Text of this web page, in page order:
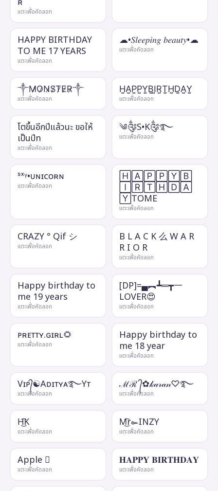
แตะเพื่อคัดลอก
HAPPY BIRTHDAY
TO ME 17 YEARS
แตะเพื่อคัดลอก
☁︎︎•𝑆𝑙𝑒𝑒𝑝𝑖𝑛𝑔 𝑏𝑒𝑎𝑢𝑡𝑦•☁︎︎
แตะเพื่อคัดลอก
༒M̷O̷N̷S̷T̷E̷R̷༒
แตะเพื่อคัดลอก
H̤̮A̤̮P̤̮P̤̮Y̤̮B̤̮I̤̮R̤̮T̤̮H̤̮D̤̮A̤̮Y̤̮
แตะเพื่อคัดลอก
โตขึ้นอีกปีแล้วนะ ขอให้
เป็นปีท
แตะเพื่อคัดลอก
༄༂S•K༂࿐
แตะเพื่อคัดลอก
ˢˣᵞ•ᴜɴɪᴄᴏʀɴ
แตะเพื่อคัดลอก
🄷🄰🄿🄿🅈🄱
🄸🅁🅃🄷🄳🄰
🅈TOME
แตะเพื่อคัดลอก
CRAZY ° Qif シ
แตะเพื่อคัดลอก
B L A C K 么 W A R
R I O R
แตะเพื่อคัดลอก
Happy birthday to
me 19 years
แตะเพื่อคัดลอก
[DP]=▄︻┻═┳一
LOVER😍
แตะเพื่อคัดลอก
ᴘʀᴇᴛᴛʏ.ɢɪʀʟ🌻
แตะเพื่อคัดลอก
Happy birthday to
me 18 year
แตะเพื่อคัดลอก
Vɪᴘ᭄☯︎Aᴅɪᴛʏᴀ࿐Yᴛ
แตะเพื่อคัดลอก
ℳℛ ᭄✿𝓀𝒶𝓇𝒶𝓃♡࿐
แตะเพื่อคัดลอก
H͜͡K
แตะเพื่อคัดลอก
M͜͡r๛INZY
แตะเพื่อคัดลอก
Apple 
แตะเพื่อคัดลอก
𝐇𝐀𝐏𝐏𝐘 𝐁𝐈𝐑𝐓𝐇𝐃𝐀𝐘
แตะเพื่อคัดลอก